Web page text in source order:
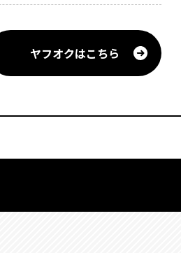
ヤフオクはこちら